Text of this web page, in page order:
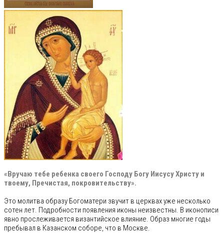
«Вручаю тебе ребенка своего Господу Богу ИисусуХристу и
твоему, Пречистая, покровительству».
Это молитва образу Богоматери звучит в церквах уже несколько
сотен лет. Подробности появления иконы неизвестны. В иконописи
явно прослеживается византийское влияние. Образ многие годы
пребывал в Казанском соборе, что в Москве.